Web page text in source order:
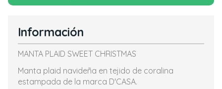
Información
MANTA PLAID SWEET CHRISTMAS
Manta plaid navideña en tejido de coralina
estampada de la marca D'CASA.